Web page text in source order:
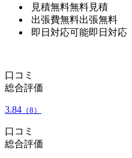
見積無料無料見積
出張費無料出張無料
即日対応可能即日対応
口コミ
総合評価
3.84 （8）
口コミ
総合評価